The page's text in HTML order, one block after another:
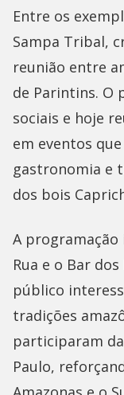
Entre os
Sampa Tribal,
reunião entre
de Parintins. O
sociais e hoje
em eventos
gastronomia e
dos bois
A
Rua e o Bar
público
tradições
participaram
Paulo,